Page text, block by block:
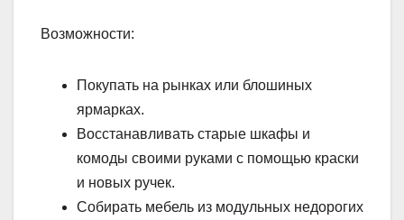
Возможности:
Покупать на рынках или блошиных
ярмарках.
Восстанавливать старые шкафы и
комоды своими руками с помощью краски
и новых ручек.
Собирать мебель из модульных недорогих